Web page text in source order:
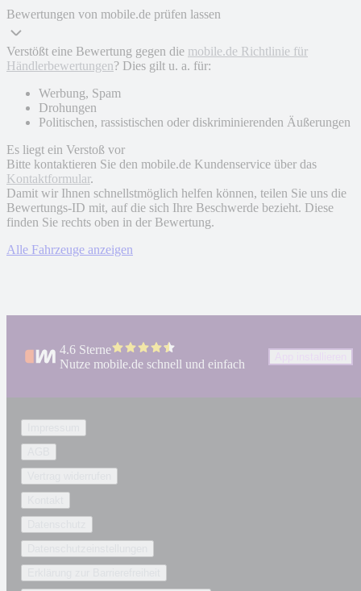
Bewertungen von mobile.de prüfen lassen
Verstößt eine Bewertung gegen die mobile.de Richtlinie für
Händlerbewertungen? Dies gilt u. a. für:
Werbung, Spam
Drohungen
Politischen, rassistischen oder diskriminierenden Äußerungen
Es liegt ein Verstoß vor
Bitte kontaktieren Sie den mobile.de Kundenservice über das
Kontaktformular.
Damit wir Ihnen schnellstmöglich helfen können, teilen Sie uns die
Bewertungs-ID mit, auf die sich Ihre Beschwerde bezieht. Diese
finden Sie rechts oben in der Bewertung.
Alle Fahrzeuge anzeigen
4.6 Sterne
Nutze mobile.de schnell und einfach